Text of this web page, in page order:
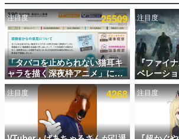
ど。多くの人々に読まれた、電フ
事をまとめました。
ゲームの企画書
名作ゲームクリエイターの方々に
聞きし、ヒットする企画（ゲーム
きます。
赫本
この物語を解いてはいけない。『
の形をした短編ホラー小説集です。
新世代に訊く
注目度 25509
「タバコを止められない猫耳キ
ャラを描く深夜枠アニメ」に視
聴者の一部から批判意見。違法
薬物の使用と思しき描写も含め
て、BPOが議論を交わす
注目度
『ファイ
ベレーシ
26日早朝
メイクシ
「
ナイトラ
の浜口直
注目度 4268 注目度